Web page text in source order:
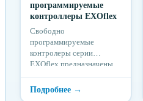
программируемые
контроллеры EXOflex
Свободно
программируемые
контролеры серии
EXOflex предназначены
разветвленных системы
управления,